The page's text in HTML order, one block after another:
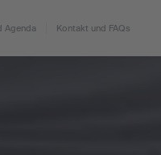
Agenda Kontakt und FAQs